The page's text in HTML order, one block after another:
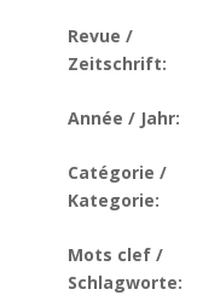
Revue /
Zeitschrift:
Année / Jahr:
Catégorie /
Kategorie:
Mots clef /
Schlagworte: